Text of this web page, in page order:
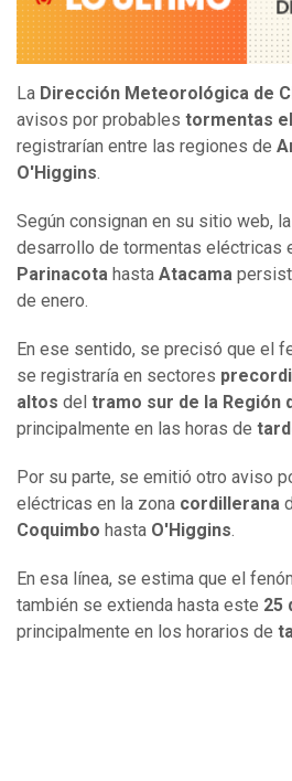
La Dirección Meteorológica de
avisos por probables tormentas
registrarían entre las regiones de
O'Higgins.
Según consignan en su sitio web,
desarrollo de tormentas eléctricas
Parinacota hasta Atacama
de enero.
En ese sentido, se precisó que el
se registraría en sectores
altos del tramo sur de la Región
principalmente en las horas de
Por su parte, se emitió otro aviso
eléctricas en la zona cordillerana
Coquimbo hasta O'Higgins.
En esa línea, se estima que el
también se extienda hasta este 25
principalmente en los horarios de